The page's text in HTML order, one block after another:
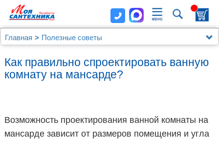
Главная Полезные советы
Как правильно спроектировать ванную
комнату на мансарде?
Возможность проектирования ванной комнаты на
мансарде зависит от размеров помещения и угла